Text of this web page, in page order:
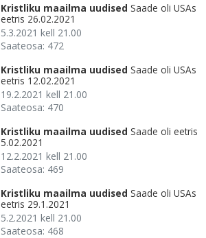
Kristliku maailma uudised Saade oli USAs
eetris 26.02.2021
5.3.2021 kell 21.00
Saateosa: 472
Kristliku maailma uudised Saade oli USAs
eetris 12.02.2021
19.2.2021 kell 21.00
Saateosa: 470
Kristliku maailma uudised Saade oli eetris
5.02.2021
12.2.2021 kell 21.00
Saateosa: 469
Kristliku maailma uudised Saade oli USAs
eetris 29.1.2021
5.2.2021 kell 21.00
Saateosa: 468